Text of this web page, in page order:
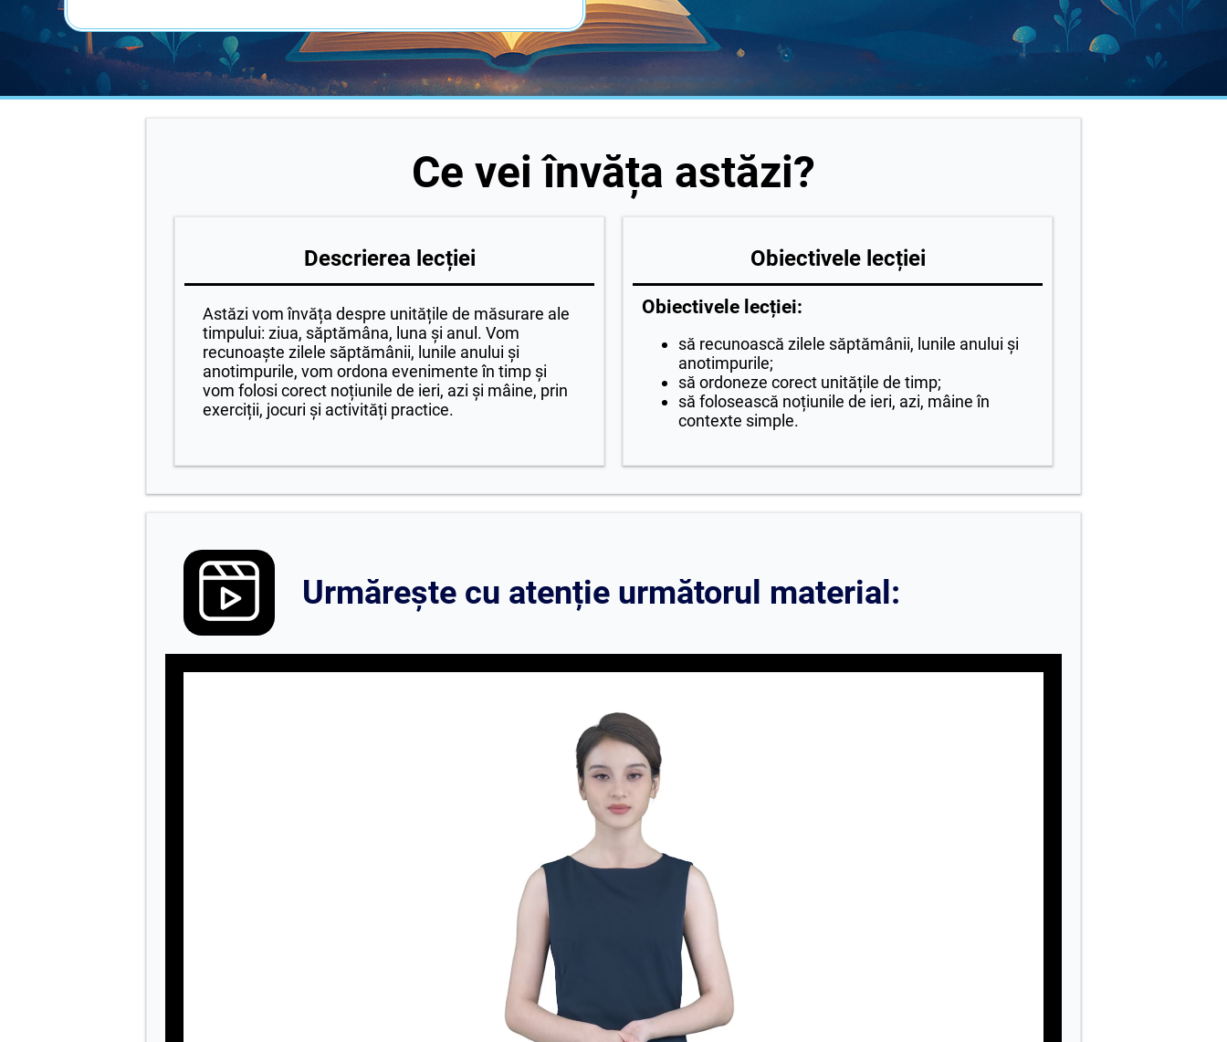
Ce vei învăța astăzi?
Descrierea lecției
Astăzi vom învăța despre unitățile de măsurare ale
timpului: ziua, săptămâna, luna și anul. Vom
recunoaște zilele săptămânii, lunile anului și
anotimpurile, vom ordona evenimente în timp și
vom folosi corect noțiunile de ieri, azi și mâine, prin
exerciții, jocuri și activități practice.
Obiectivele lecției
Obiectivele lecției:
să recunoască zilele săptămânii, lunile anului și
anotimpurile;
să ordoneze corect unitățile de timp;
să folosească noțiunile de ieri, azi, mâine în
contexte simple.
Urmărește cu atenție următorul material: